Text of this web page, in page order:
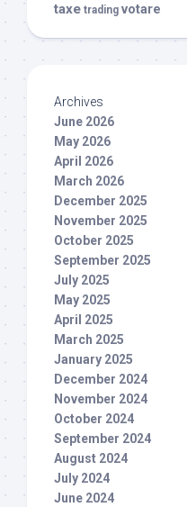
taxe trading votare
Archives
June 2026
May 2026
April 2026
March 2026
December 2025
November 2025
October 2025
September 2025
July 2025
May 2025
April 2025
March 2025
January 2025
December 2024
November 2024
October 2024
September 2024
August 2024
July 2024
June 2024